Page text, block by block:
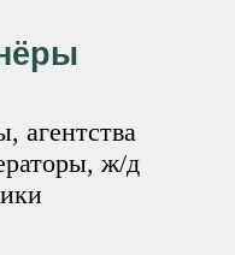
агентства
ж/д